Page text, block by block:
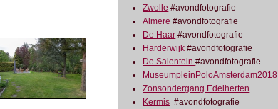
Zwolle #avondfotografie
Almere#avondfotografie
De Haar #avondfotografie
Harderwijk #avondfotografie
De Salentein#avondfotografie
MuseumpleinPoloAmsterdam2018
Zonsondergang Edelherten
Kermis #avondfotografie